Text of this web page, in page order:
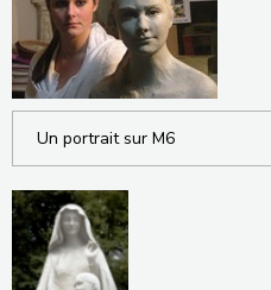
Un portrait sur M6